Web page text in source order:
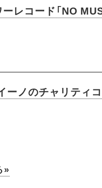
ーレコード「NO
ーノのチャリティ
»